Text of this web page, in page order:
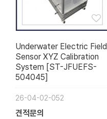
Underwater Electric Field
Sensor XYZ Calibration
System [ST-JFUEFS-
504045]
26-04-02-052
견적문의